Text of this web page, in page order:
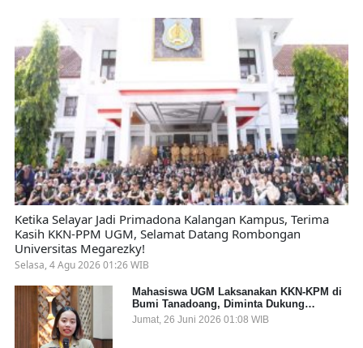
Ketika Selayar Jadi Primadona Kalangan Kampus, Terima
Kasih KKN-PPM UGM, Selamat Datang Rombongan
Universitas Megarezky!
Selasa, 4 Agu 2026 01:26 WIB
Mahasiswa UGM Laksanakan KKN-KPM di
Bumi Tanadoang, Diminta Dukung
Gemerlap dan Beri Solusi pada Persoalan
Sampah Pesisir
Jumat, 26 Juni 2026 01:08 WIB